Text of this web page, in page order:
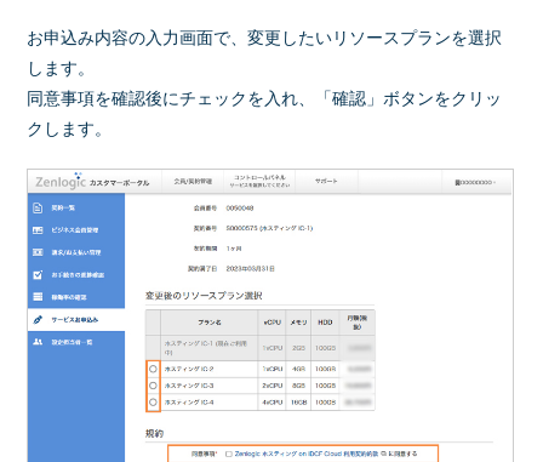
お申込み内容の入力画面で、変更したいリソースプランを選択
します。
同意事項を確認後にチェックを入れ、「確認」ボタンをクリッ
クします。